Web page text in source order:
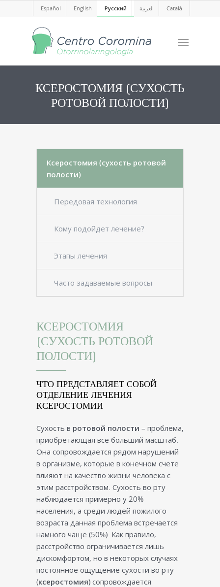
Español English Русский العربية Català
КСЕРОСТОМИЯ (СУХОСТЬ
РОТОВОЙ ПОЛОСТИ)
Ксеростомия (сухость ротовой
полости)
Передовая технология
Кому подойдет лечение?
Этапы лечения
Часто задаваемые вопросы
КСЕРОСТОМИЯ
(СУХОСТЬ РОТОВОЙ
ПОЛОСТИ)
ЧТО ПРЕДСТАВЛЯЕТ СОБОЙ
ОТДЕЛЕНИЕ ЛЕЧЕНИЯ
КСЕРОСТОМИИ
Сухость в ротовой полости – проблема,
приобретающая все больший масштаб.
Она сопровождается рядом нарушений
в организме, которые в конечном счете
влияют на качество жизни человека с
этим расстройством. Сухость во рту
наблюдается примерно у 20%
населения, а среди людей пожилого
возраста данная проблема встречается
намного чаще (50%). Как правило,
расстройство ограничивается лишь
дискомфортом, но в некоторых случаях
постоянное ощущение сухости во рту
(ксеростомия) сопровождается